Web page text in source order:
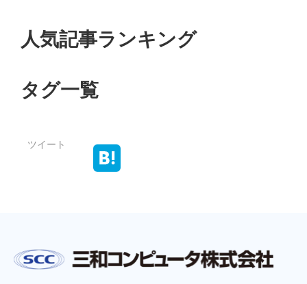
人気記事ランキング
タグ一覧
ツイート